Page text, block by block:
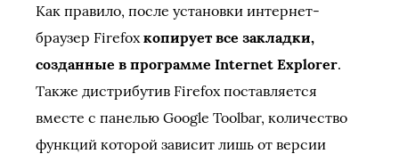
Как правило, после установки интернет-
браузер Firefoxкопирует все закладки,
созданные в программе Internet Explorer.
Также дистрибутив Firefox поставляется
вместе с панелью Google Toolbar, количество
функций которой зависит лишь от версии